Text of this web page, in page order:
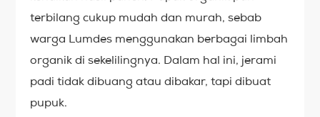
terbilang cukup mudah dan murah, sebab
warga Lumdes menggunakan berbagai limbah
organik di sekelilingnya. Dalam hal ini, jerami
padi tidak dibuang atau dibakar, tapi dibuat
pupuk.